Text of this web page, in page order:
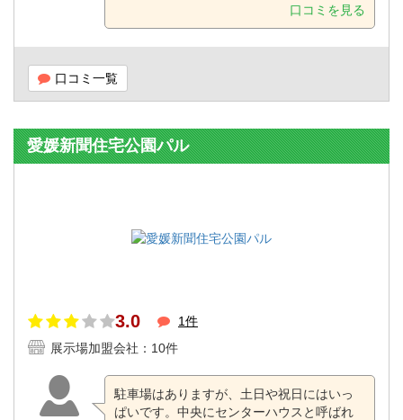
口コミを見る
口コミ一覧
愛媛新聞住宅公園パル
3.0
1件
展示場加盟会社：10件
駐車場はありますが、土日や祝日にはいっ
ぱいです。中央にセンターハウスと呼ばれ